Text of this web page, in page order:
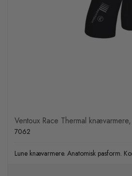
Ventoux Race Thermal
7062
Lune knævarmere. Anatomisk pasform.